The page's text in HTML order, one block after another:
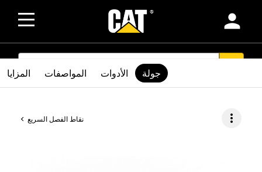
person
SEARCH
نقاط الفصل السريع more_vert
المزايا المواصفات الأدوات جولة